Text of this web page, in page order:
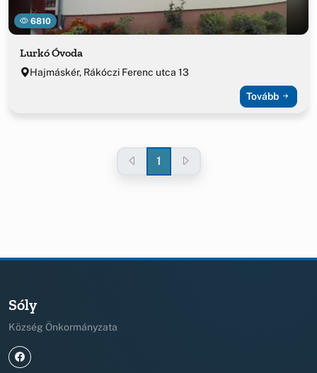
6810
Lurkó Óvoda
Hajmáskér, Rákóczi Ferenc utca 13
Tovább
1
Sóly
Község Önkormányzata